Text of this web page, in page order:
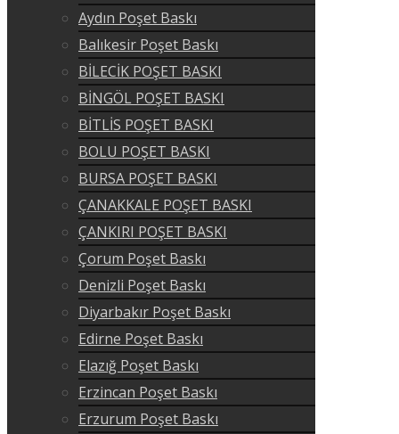
Aydın Poşet Baskı
Balıkesir Poşet Baskı
BİLECİK POŞET BASKI
BİNGÖL POŞET BASKI
BİTLİS POŞET BASKI
BOLU POŞET BASKI
BURSA POŞET BASKI
ÇANAKKALE POŞET BASKI
ÇANKIRI POŞET BASKI
Çorum Poşet Baskı
Denizli Poşet Baskı
Diyarbakır Poşet Baskı
Edirne Poşet Baskı
Elazığ Poşet Baskı
Erzincan Poşet Baskı
Erzurum Poşet Baskı